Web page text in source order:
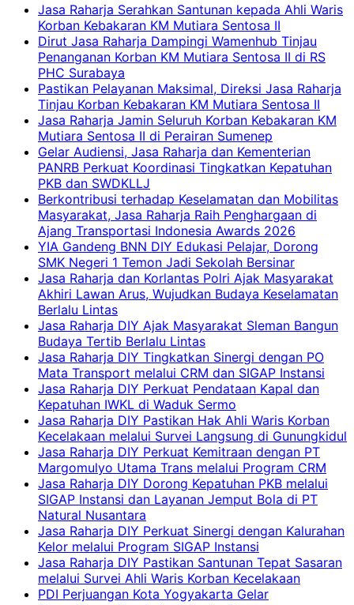
Jasa Raharja Serahkan Santunan kepada Ahli Waris
Korban Kebakaran KM Mutiara Sentosa II
Dirut Jasa Raharja Dampingi Wamenhub Tinjau
Penanganan Korban KM Mutiara Sentosa II di RS
PHC Surabaya
Pastikan Pelayanan Maksimal, Direksi Jasa Raharja
Tinjau Korban Kebakaran KM Mutiara Sentosa II
Jasa Raharja Jamin Seluruh Korban Kebakaran KM
Mutiara Sentosa II di Perairan Sumenep
Gelar Audiensi, Jasa Raharja dan Kementerian
PANRB Perkuat Koordinasi Tingkatkan Kepatuhan
PKB dan SWDKLLJ
Berkontribusi terhadap Keselamatan dan Mobilitas
Masyarakat, Jasa Raharja Raih Penghargaan di
Ajang Transportasi Indonesia Awards 2026
YIA Gandeng BNN DIY Edukasi Pelajar, Dorong
SMK Negeri 1 Temon Jadi Sekolah Bersinar
Jasa Raharja dan Korlantas Polri Ajak Masyarakat
Akhiri Lawan Arus, Wujudkan Budaya Keselamatan
Berlalu Lintas
Jasa Raharja DIY Ajak Masyarakat Sleman Bangun
Budaya Tertib Berlalu Lintas
Jasa Raharja DIY Tingkatkan Sinergi dengan PO
Mata Transport melalui CRM dan SIGAP Instansi
Jasa Raharja DIY Perkuat Pendataan Kapal dan
Kepatuhan IWKL di Waduk Sermo
Jasa Raharja DIY Pastikan Hak Ahli Waris Korban
Kecelakaan melalui Survei Langsung di Gunungkidul
Jasa Raharja DIY Perkuat Kemitraan dengan PT
Margomulyo Utama Trans melalui Program CRM
Jasa Raharja DIY Dorong Kepatuhan PKB melalui
SIGAP Instansi dan Layanan Jemput Bola di PT
Natural Nusantara
Jasa Raharja DIY Perkuat Sinergi dengan Kalurahan
Kelor melalui Program SIGAP Instansi
Jasa Raharja DIY Pastikan Santunan Tepat Sasaran
melalui Survei Ahli Waris Korban Kecelakaan
PDI Perjuangan Kota Yogyakarta Gelar